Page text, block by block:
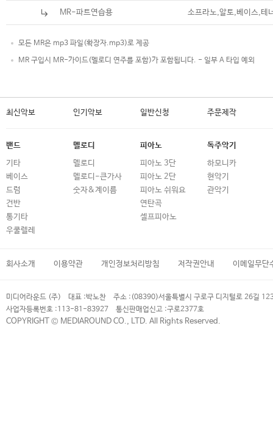
MR-파트연습용 소프라노,알토,베이스,테
모든 MR은 mp3 파일(확장자.mp3)로 제공
MR 구입시 MR-가이드(멜로디 연주를 포함)가 포함됩니다. - 일부 A 타입 예외
최신악보 인기악보 일반신청 주문제작
밴드
기타
베이스
드럼
건반
통기타
우쿨렐레
멜로디
멜로디
멜로디-큰가사
숫자&계이름
피아노
피아노 3단
피아노 2단
피아노 쉬워요
연탄곡
셀프피아노
독주악기
하모니카
현악기
관악기
회사소개 이용약관 개인정보처리방침 저작권안내 이메일무단
미디어라운드 (주) 대표 :박노찬 주소 : (08390)서울특별시 구로구 디지털로 26길
사업자등록번호 :113-81-83927 통신판매업신고 :구로2377호
COPYRIGHT © MEDIAROUND CO., LTD. All Rights Reserved.